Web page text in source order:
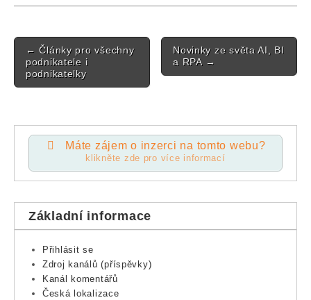
Post navigation
← Články pro všechny
podnikatele i
podnikatelky
Novinky ze světa AI, BI
a RPA →
Máte zájem o inzerci na tomto webu?
klikněte zde pro více informací
Základní informace
Přihlásit se
Zdroj kanálů (příspěvky)
Kanál komentářů
Česká lokalizace